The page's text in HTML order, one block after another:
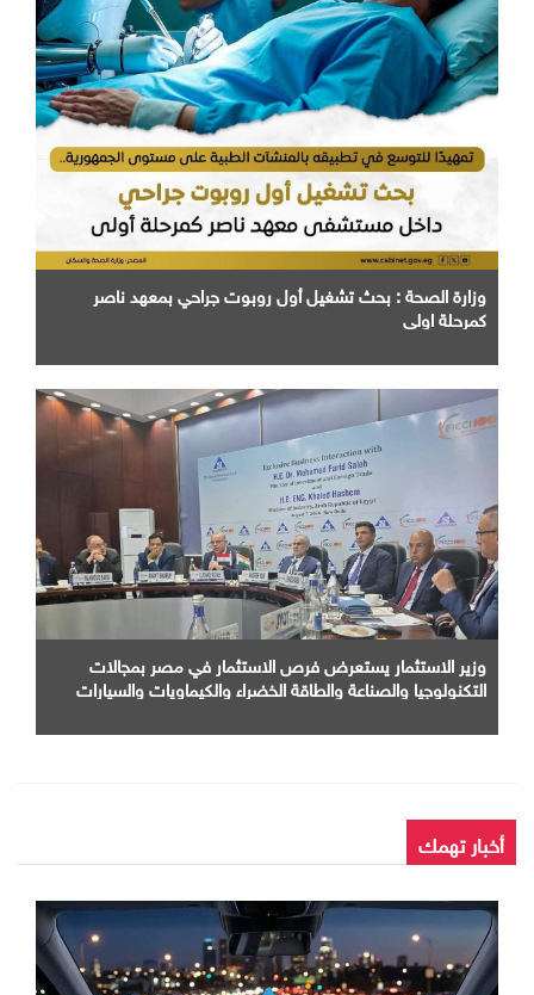
وزارة الصحة : بحث تشغيل أول روبوت جراحي بمعهد ناصر
كمرحلة اولي
وزير الاستثمار يستعرض فرص الاستثمار في مصر بمجالات
التكنولوجيا والصناعة والطاقة الخضراء والكيماويات والسيارات
أخبار تهمك